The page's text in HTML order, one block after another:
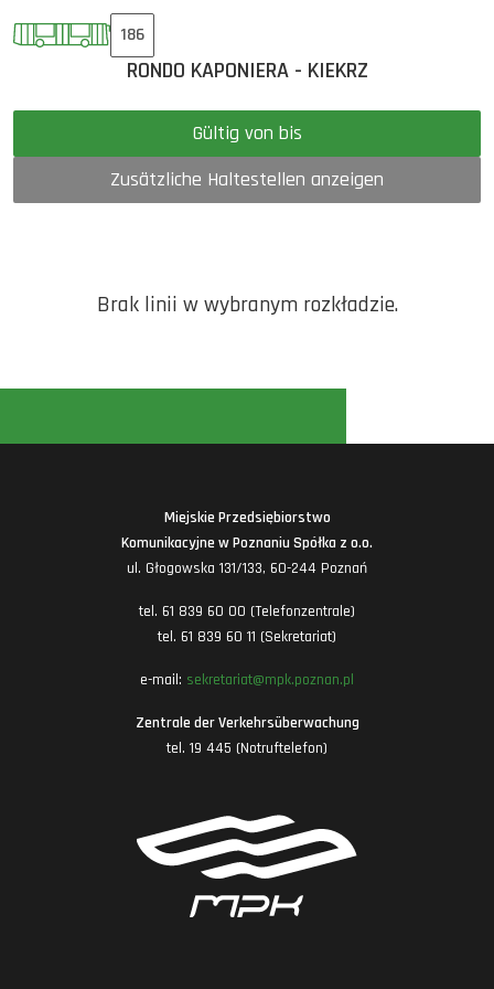
186
RONDO KAPONIERA - KIEKRZ
Gültig von bis
Zusätzliche Haltestellen anzeigen
Brak linii w wybranym rozkładzie.
Miejskie Przedsiębiorstwo
Komunikacyjne w Poznaniu Spółka z o.o.
ul. Głogowska 131/133, 60-244 Poznań
tel. 61 839 60 00 (Telefonzentrale)
tel. 61 839 60 11 (Sekretariat)
e-mail: sekretariat@mpk.poznan.pl
Zentrale der Verkehrsüberwachung
tel. 19 445 (Notruftelefon)